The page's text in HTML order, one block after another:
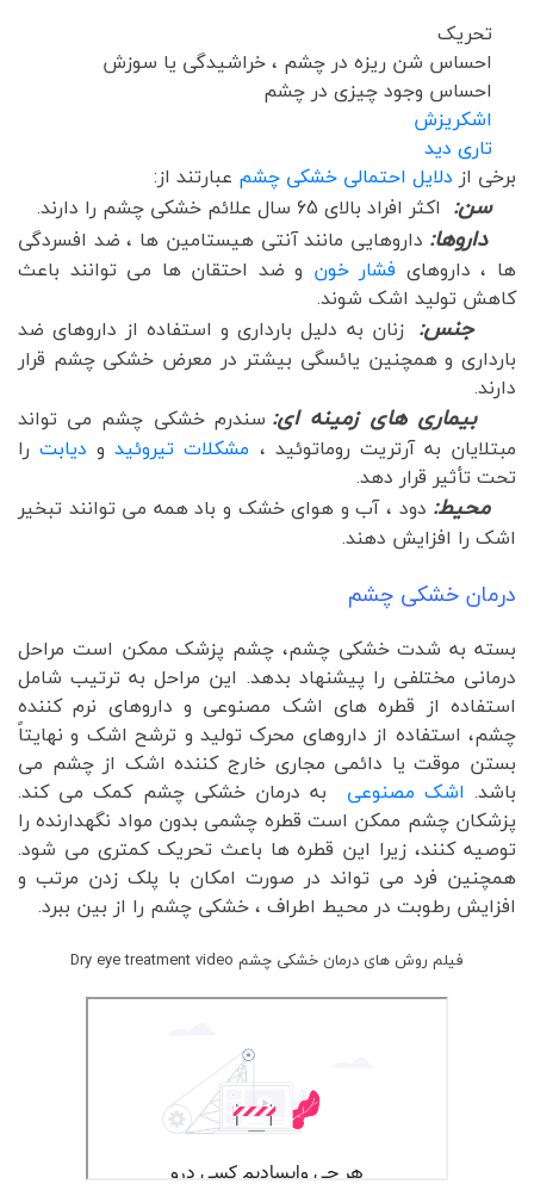
تحریک
احساس شن ریزه در چشم ، خراشیدگی یا سوزش
احساس وجود چیزی در چشم
اشکریزش
تاری دید
برخی از دلایل احتمالی خشکی چشم عبارتند از:
سن: اکثر افراد بالای 65 سال علائم خشکی چشم را دارند.
داروها: داروهایی مانند آنتی هیستامین ها ، ضد افسردگی
ها ، داروهای فشار خون و ضد احتقان ها می توانند باعث
کاهش تولید اشک شوند.
جنس: زنان به دلیل بارداری و استفاده از داروهای ضد
بارداری و همچنین یائسگی بیشتر در معرض خشکی چشم قرار
دارند.
بیماری های زمینه ای: سندرم خشکی چشم می تواند
مبتلایان به آرتریت روماتوئید ، مشکلات تیروئیدودیابترا
تحت تأثیر قرار دهد.
محیط: دود ، آب و هوای خشک و باد همه می توانند تبخیر
اشک را افزایش دهند.
درمان خشکی چشم
بسته به شدت خشکی چشم، چشم پزشک ممکن است مراحل
درمانی مختلفی را پیشنهاد بدهد. این مراحل به ترتیب شامل
استفاده از قطره های اشک مصنوعی و داروهای نرم کننده
چشم، استفاده از داروهای محرک تولید و ترشح اشک و نهایتاً
بستن موقت یا دائمی مجاری خارج کننده اشک از چشم می
باشد. اشک مصنوعی به درمان خشکی چشم کمک می کند.
پزشکان چشم ممکن است قطره چشمی بدون مواد نگهدارنده را
توصیه کنند، زیرا این قطره ها باعث تحریک کمتری می شود.
همچنین فرد می تواند در صورت امکان با پلک زدن مرتب و
افزایش رطوبت در محیط اطراف ، خشکی چشم را از بین ببرد.
فیلم روش های درمان خشکی چشم Dry eye treatment video